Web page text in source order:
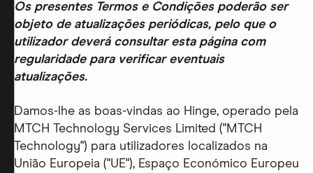
Os presentes Termos e Condições poderão ser
objeto de atualizações periódicas, pelo que o
utilizador deverá consultar esta página com
regularidade para verificar eventuais
atualizações.
Damos-lhe as boas-vindas ao Hinge, operado pela
MTCH Technology Services Limited ("MTCH
Technology") para utilizadores localizados na
União Europeia ("UE"), Espaço Económico Europeu